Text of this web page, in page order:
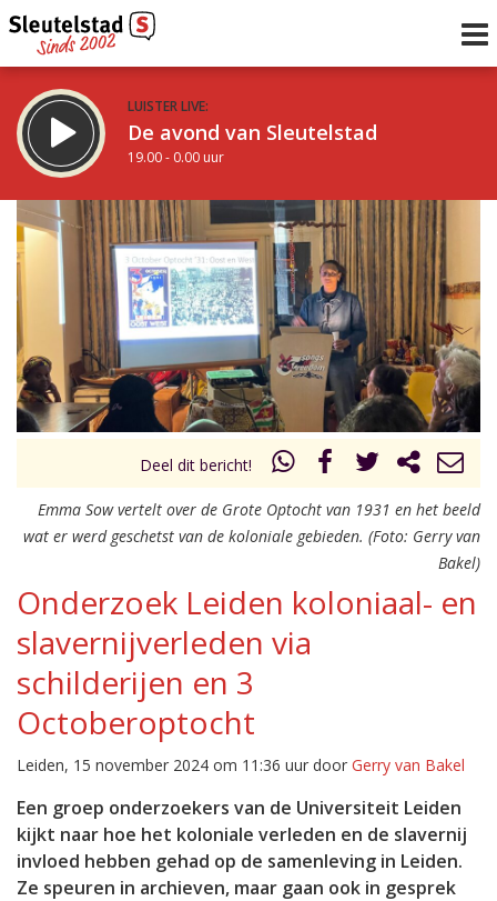
LUISTER LIVE:
De avond van Sleutelstad
19.00 - 0.00 uur
STRAKS:
De nacht van Sleutelstad
0.00 - 6.00 uur
Vorig uur
uur 1 van 0 Volgend uur
Inklappen
Deel dit bericht!
Emma Sow vertelt over de Grote Optocht van 1931 en het beeld
wat er werd geschetst van de koloniale gebieden. (Foto: Gerry van
Bakel)
Onderzoek Leiden koloniaal- en
slavernijverleden via
schilderijen en 3
Octoberoptocht
Leiden, 15 november 2024 om 11:36 uur door Gerry van Bakel
Een groep onderzoekers van de Universiteit Leiden
kijkt naar hoe het koloniale verleden en de slavernij
invloed hebben gehad op de samenleving in Leiden.
Ze speuren in archieven, maar gaan ook in gesprek